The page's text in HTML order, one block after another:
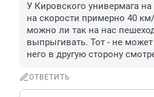
У Кировского универмага
на скорости примерно 40
можно ли так на нас
выпрыгивать. Тот - не
него в другую сторону
ОТВЕТИТЬ